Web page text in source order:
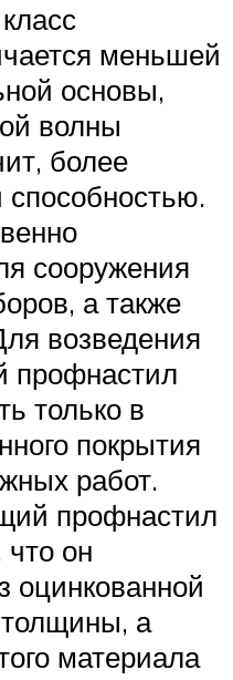
меньшей
основы,
волны
более
сооружения
а также
возведения
профнастил
только в
покрытия
работ.
профнастил
что он
оцинкованной
а
материала